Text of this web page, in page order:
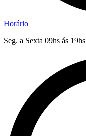
Horário
Seg. a Sexta 09hs ás 19hs